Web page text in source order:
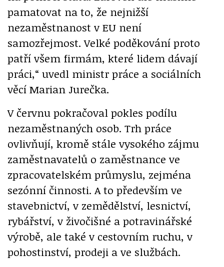
pamatovat na to, že nejnižší
nezaměstnanost v EU není
samozřejmost. Velké poděkování proto
patří všem firmám, které lidem dávají
práci,“ uvedl ministr práce a sociálních
věcí Marian Jurečka.
V červnu pokračoval pokles podílu
nezaměstnaných osob. Trh práce
ovlivňují, kromě stále vysokého zájmu
zaměstnavatelů o zaměstnance ve
zpracovatelském průmyslu, zejména
sezónní činnosti. A to především ve
stavebnictví, v zemědělství, lesnictví,
rybářství, v živočišné a potravinářské
výrobě, ale také v cestovním ruchu, v
pohostinství, prodeji a ve službách.